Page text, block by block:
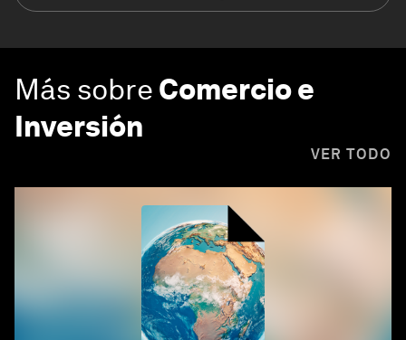
Más sobre Comercio e
Inversión
VER TODO